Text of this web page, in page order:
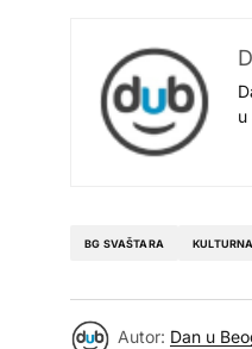
u
BG SVAŠTARA
Autor: Dan u